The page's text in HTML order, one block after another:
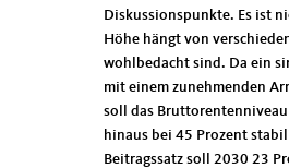
Diskussionspunkte. Es ist
Höhe hängt von
wohlbedacht sind. Da ein
mit einem zunehmenden
soll das
hinaus bei 45 Prozent
Beitragssatz soll 2030 23